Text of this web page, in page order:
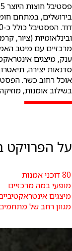
בירושלים, במתחם
ובינלאומיות (ציור,
מרכזיים עם מיטב
ענק, מיצגים
סדנאות יצירה,
אוכל רחוב כשר.
בשילוב אומנות,
על הפרויקט
80 דוכני אמנות
מופעי במה מרכזיים
מיצגים
מגוון רחב של